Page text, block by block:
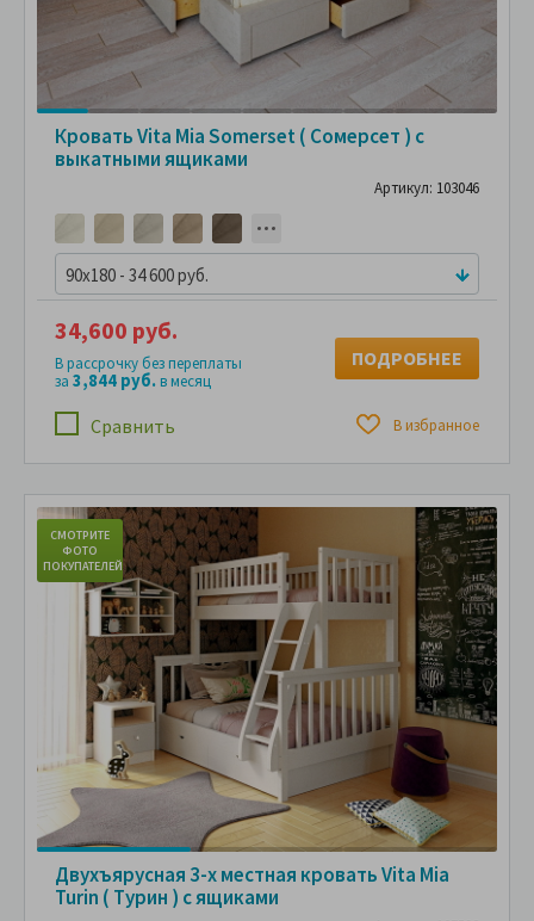
Кровать Vita Mia Somerset ( Сомерсет ) с
выкатными ящиками
Артикул: 103046
90x180 - 34 600 руб.
Сравнить В избранное
34,600 руб.
В рассрочку без переплаты
за 3,844 руб.в месяц
ПОДРОБНЕЕ
СМОТРИТЕ
ФОТО
ПОКУПАТЕЛЕЙ
Двухъярусная 3-х местная кровать Vita Mia
Turin ( Турин ) с ящиками